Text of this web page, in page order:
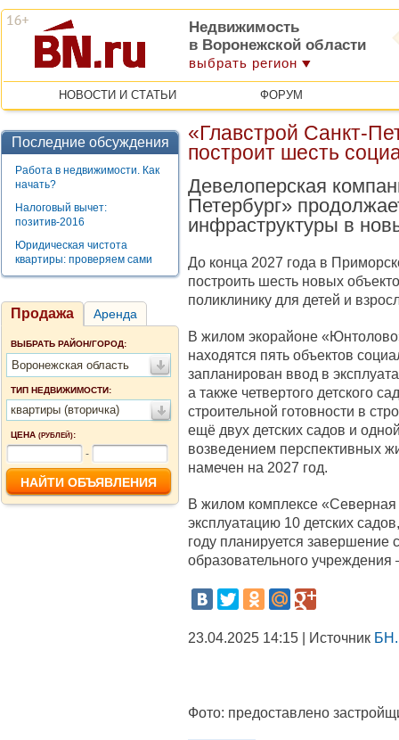
Недвижимость
в Воронежской области
выбрать регион
НОВОСТИ И СТАТЬИ ФОРУМ
Последние обсуждения
Работа в недвижимости. Как
начать?
Налоговый вычет:
позитив-2016
Юридическая чистота
квартиры: проверяем сами
Продажа Аренда
ВЫБРАТЬ РАЙОН/ГОРОД:
Воронежская область
ТИП НЕДВИЖИМОСТИ:
квартиры (вторичка)
ЦЕНА (РУБЛЕЙ):
-
«Главстрой Санкт-
построит шесть
Девелоперская
Петербург»
инфраструктуры в
До конца 2027 года в
построить шесть новых
поликлинику для детей и
В жилом экорайоне
находятся пять объектов
запланирован ввод в
а также четвертого детского
строительной готовности в
ещё двух детских садов и
возведением перспективных
намечен на 2027 год.
В жилом комплексе
эксплуатацию 10 детских
году планируется завершение
образовательного
23.04.2025 14:15 | Источник
Фото: предоставлено